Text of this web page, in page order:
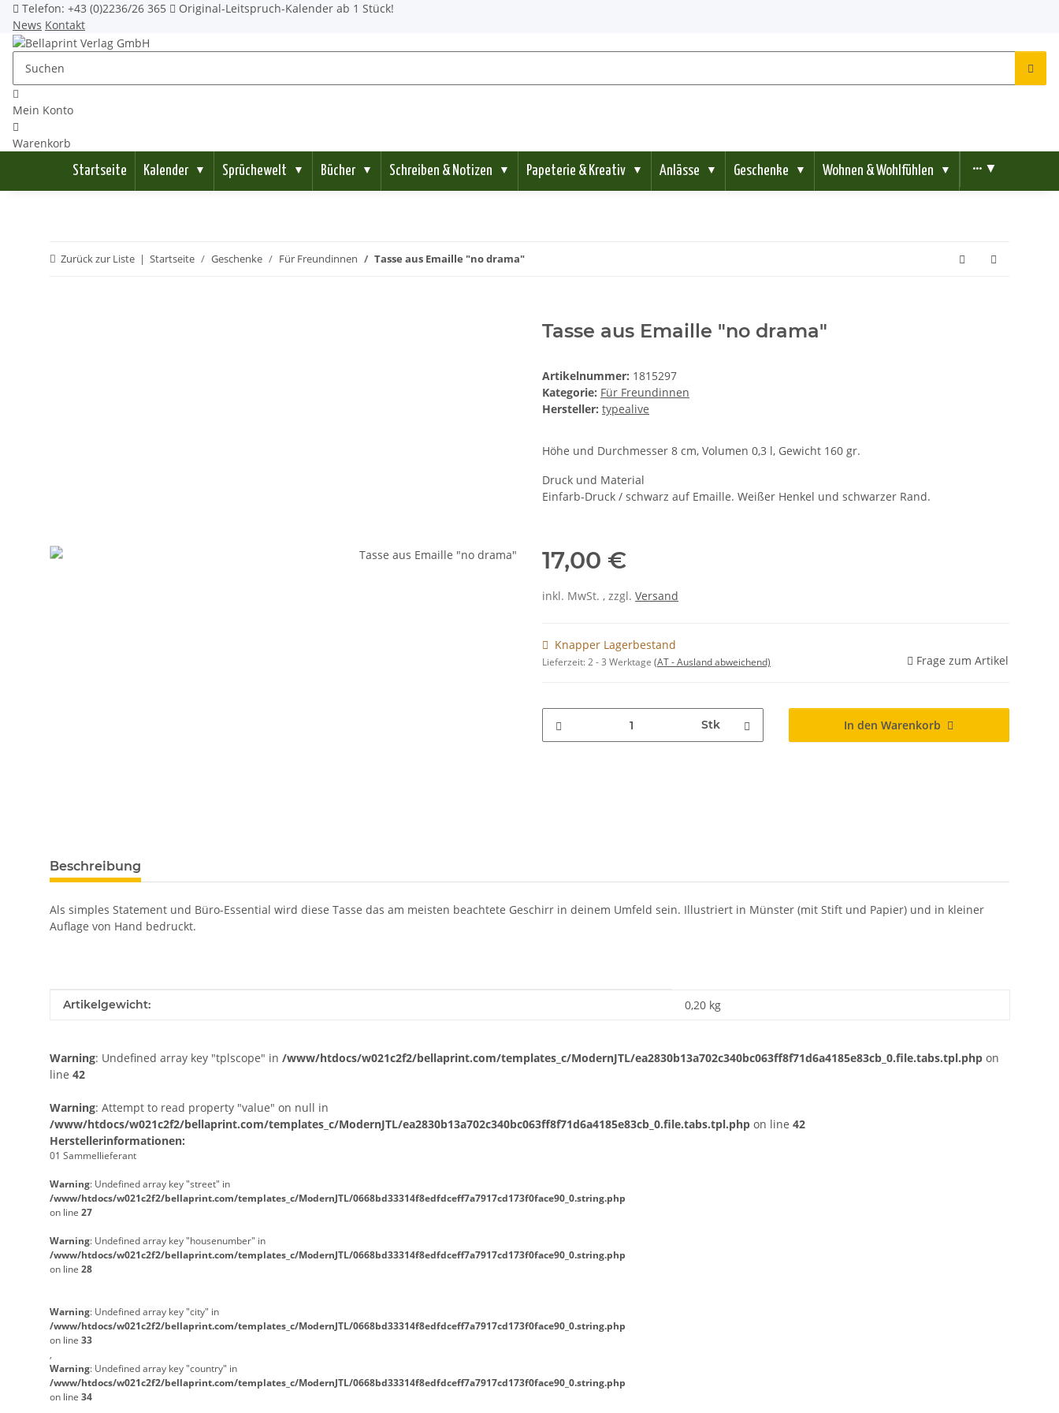
Telefon: +43 (0)2236/26 365
Original-Leitspruch-Kalender ab 1 Stück!
News Kontakt
Mein Konto
Warenkorb
Startseite
Kalender ▼ Sprüchewelt ▼ Bücher ▼ Schreiben & Notizen ▼ Papeterie & Kreativ ▼ Anlässe ▼ Geschenke ▼ Wohnen & Wohlfühlen ▼ ••• ▼
Zurück zur Liste Startseite Geschenke Für Freundinnen Tasse aus Emaille "no drama"
Tasse aus Emaille "no drama"
Artikelnummer: 1815297
Kategorie: Für Freundinnen
Hersteller: typealive
Höhe und Durchmesser 8 cm, Volumen 0,3 l, Gewicht 160 gr.
Druck und Material
Einfarb-Druck / schwarz auf Emaille. Weißer Henkel und schwarzer Rand.
17,00 €
inkl. MwSt. , zzgl. Versand
Knapper Lagerbestand
Lieferzeit:2 - 3 Werktage (AT - Ausland abweichend) Frage zum Artikel
Stk In den Warenkorb
weitere Registerkarten anzeigen
Beschreibung
Als simples Statement und Büro-Essential wird diese Tasse das am meisten beachtete Geschirr in deinem Umfeld sein. Illustriert in Münster (mit Stift und Papier) und in kleiner
Auflage von Hand bedruckt.
Produkteigenschaft
Wert
Artikelgewicht: 0,20 kg
Warning: Undefined array key "tplscope" in /www/htdocs/w021c2f2/bellaprint.com/templates_c/ModernJTL/ea2830b13a702c340bc063ff8f71d6a4185e83cb_0.file.tabs.tpl.php on
line 42
Warning: Attempt to read property "value" on null in
/www/htdocs/w021c2f2/bellaprint.com/templates_c/ModernJTL/ea2830b13a702c340bc063ff8f71d6a4185e83cb_0.file.tabs.tpl.php on line 42
Herstellerinformationen:
01 Sammellieferant
Warning: Undefined array key "street" in
/www/htdocs/w021c2f2/bellaprint.com/templates_c/ModernJTL/0668bd33314f8edfdceff7a7917cd173f0face90_0.string.php
on line 27
Warning: Undefined array key "housenumber" in
/www/htdocs/w021c2f2/bellaprint.com/templates_c/ModernJTL/0668bd33314f8edfdceff7a7917cd173f0face90_0.string.php
on line 28
Warning: Undefined array key "city" in
/www/htdocs/w021c2f2/bellaprint.com/templates_c/ModernJTL/0668bd33314f8edfdceff7a7917cd173f0face90_0.string.php
on line 33
,
Warning: Undefined array key "country" in
/www/htdocs/w021c2f2/bellaprint.com/templates_c/ModernJTL/0668bd33314f8edfdceff7a7917cd173f0face90_0.string.php
on line 34